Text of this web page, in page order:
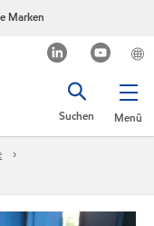
Marken
Menü
Suchen